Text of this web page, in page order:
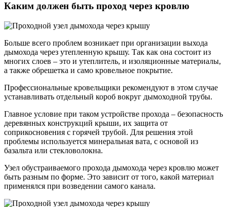
Каким должен быть проход через кровлю
Больше всего проблем возникает при организации выхода
дымохода через утепленную крышу. Так как она состоит из
многих слоев – это и утеплитель, и изоляционные материалы,
а также обрешетка и само кровельное покрытие.
Профессиональные кровельщики рекомендуют в этом случае
устанавливать отдельный короб вокруг дымоходной трубы.
Главное условие при таком устройстве прохода – безопасность
деревянных конструкций крыши, их защита от
соприкосновения с горячей трубой. Для решения этой
проблемы используется минеральная вата, с основой из
базальта или стекловолокна.
Узел обустраиваемого прохода дымохода через кровлю может
быть разным по форме. Это зависит от того, какой материал
применялся при возведении самого канала.